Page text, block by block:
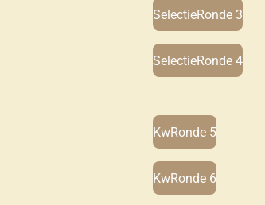
SelectieRonde 3
SelectieRonde 4
KwRonde 5
KwRonde 6